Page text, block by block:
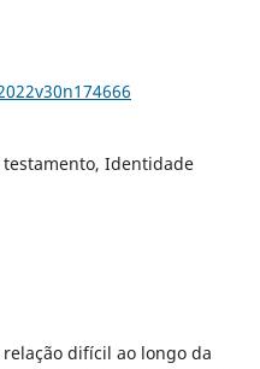
Identidade
difícil ao longo da